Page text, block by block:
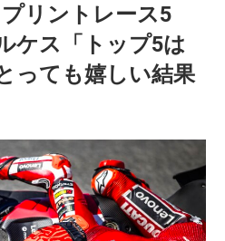
バ
イ
ク
ニ
リントレース5
ス「トップ5は
っても嬉しい結果